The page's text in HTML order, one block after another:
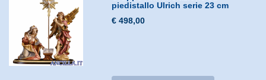
piedistallo Ulrich serie 23 cm
€ 498,00